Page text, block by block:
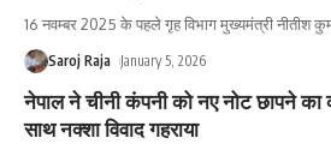
16 नवम्बर 2025 के पहले गृह विभाग मुख्यमंत्री नीतीश
Saroj Raja January 5, 2026
नेपाल ने चीनी कंपनी को नए नोट छापने का
साथ नक्शा विवाद गहराया